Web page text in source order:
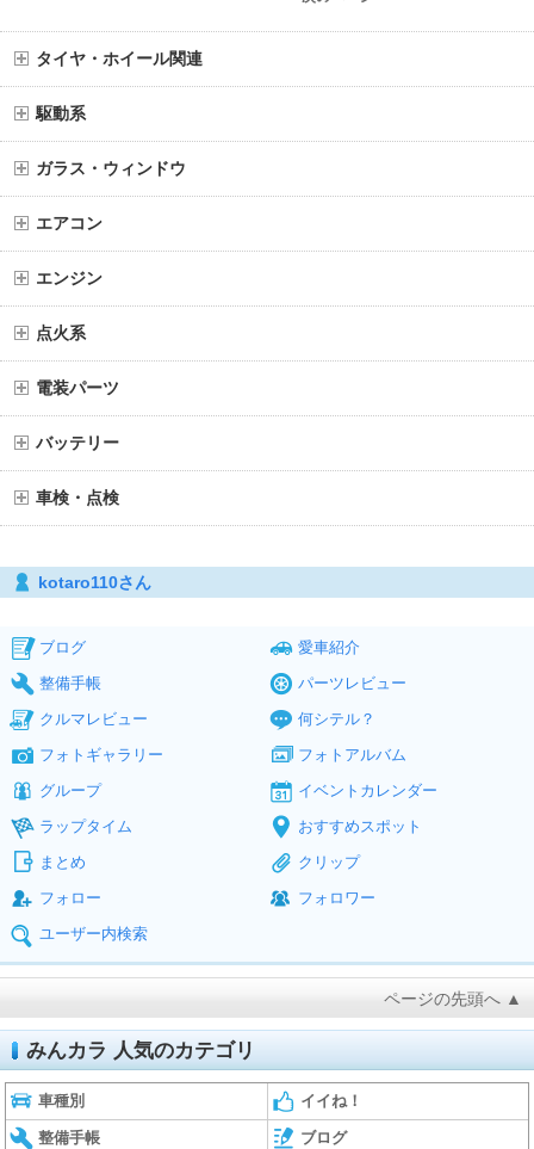
タイヤ・ホイール関連
駆動系
ガラス・ウィンドウ
エアコン
エンジン
点火系
電装パーツ
バッテリー
車検・点検
kotaro110さん
ブログ
愛車紹介
整備手帳
パーツレビュー
クルマレビュー
何シテル？
フォトギャラリー
フォトアルバム
グループ
イベントカレンダー
ラップタイム
おすすめスポット
まとめ
クリップ
フォロー
フォロワー
ユーザー内検索
ページの先頭へ ▲
みんカラ 人気のカテゴリ
車種別 イイね！
整備手帳 ブログ